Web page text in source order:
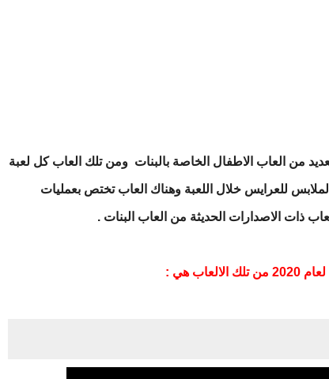
من العاب الاطفال الخاصة بالبنات ومن تلك العاب كل لعبة
للعرايس خلال اللعبة وهناك العاب تختص بعمليات
ذات الاصدارات الحديثة من العاب البنات .
هي :